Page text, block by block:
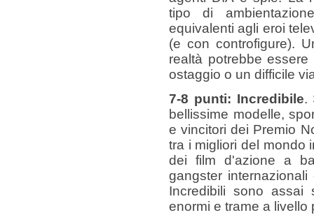
tipo di
equivalenti agli eroi
(e con controfigure).
realtà potrebbe
ostaggio o un difficile
7-8 punti: Incredibile.
bellissime modelle,
e vincitori dei Premio
tra i migliori del mondo
dei film d'azione a
gangster
Incredibili sono
enormi e trame a livello